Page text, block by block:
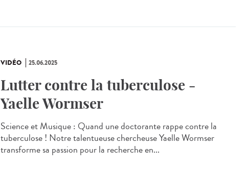
VIDÉO 25.06.2025
Lutter contre la tuberculose -
Yaelle Wormser
Science et Musique : Quand une doctorante rappe contre la
tuberculose ! Notre talentueuse chercheuse Yaelle Wormser
transforme sa passion pour la recherche en...